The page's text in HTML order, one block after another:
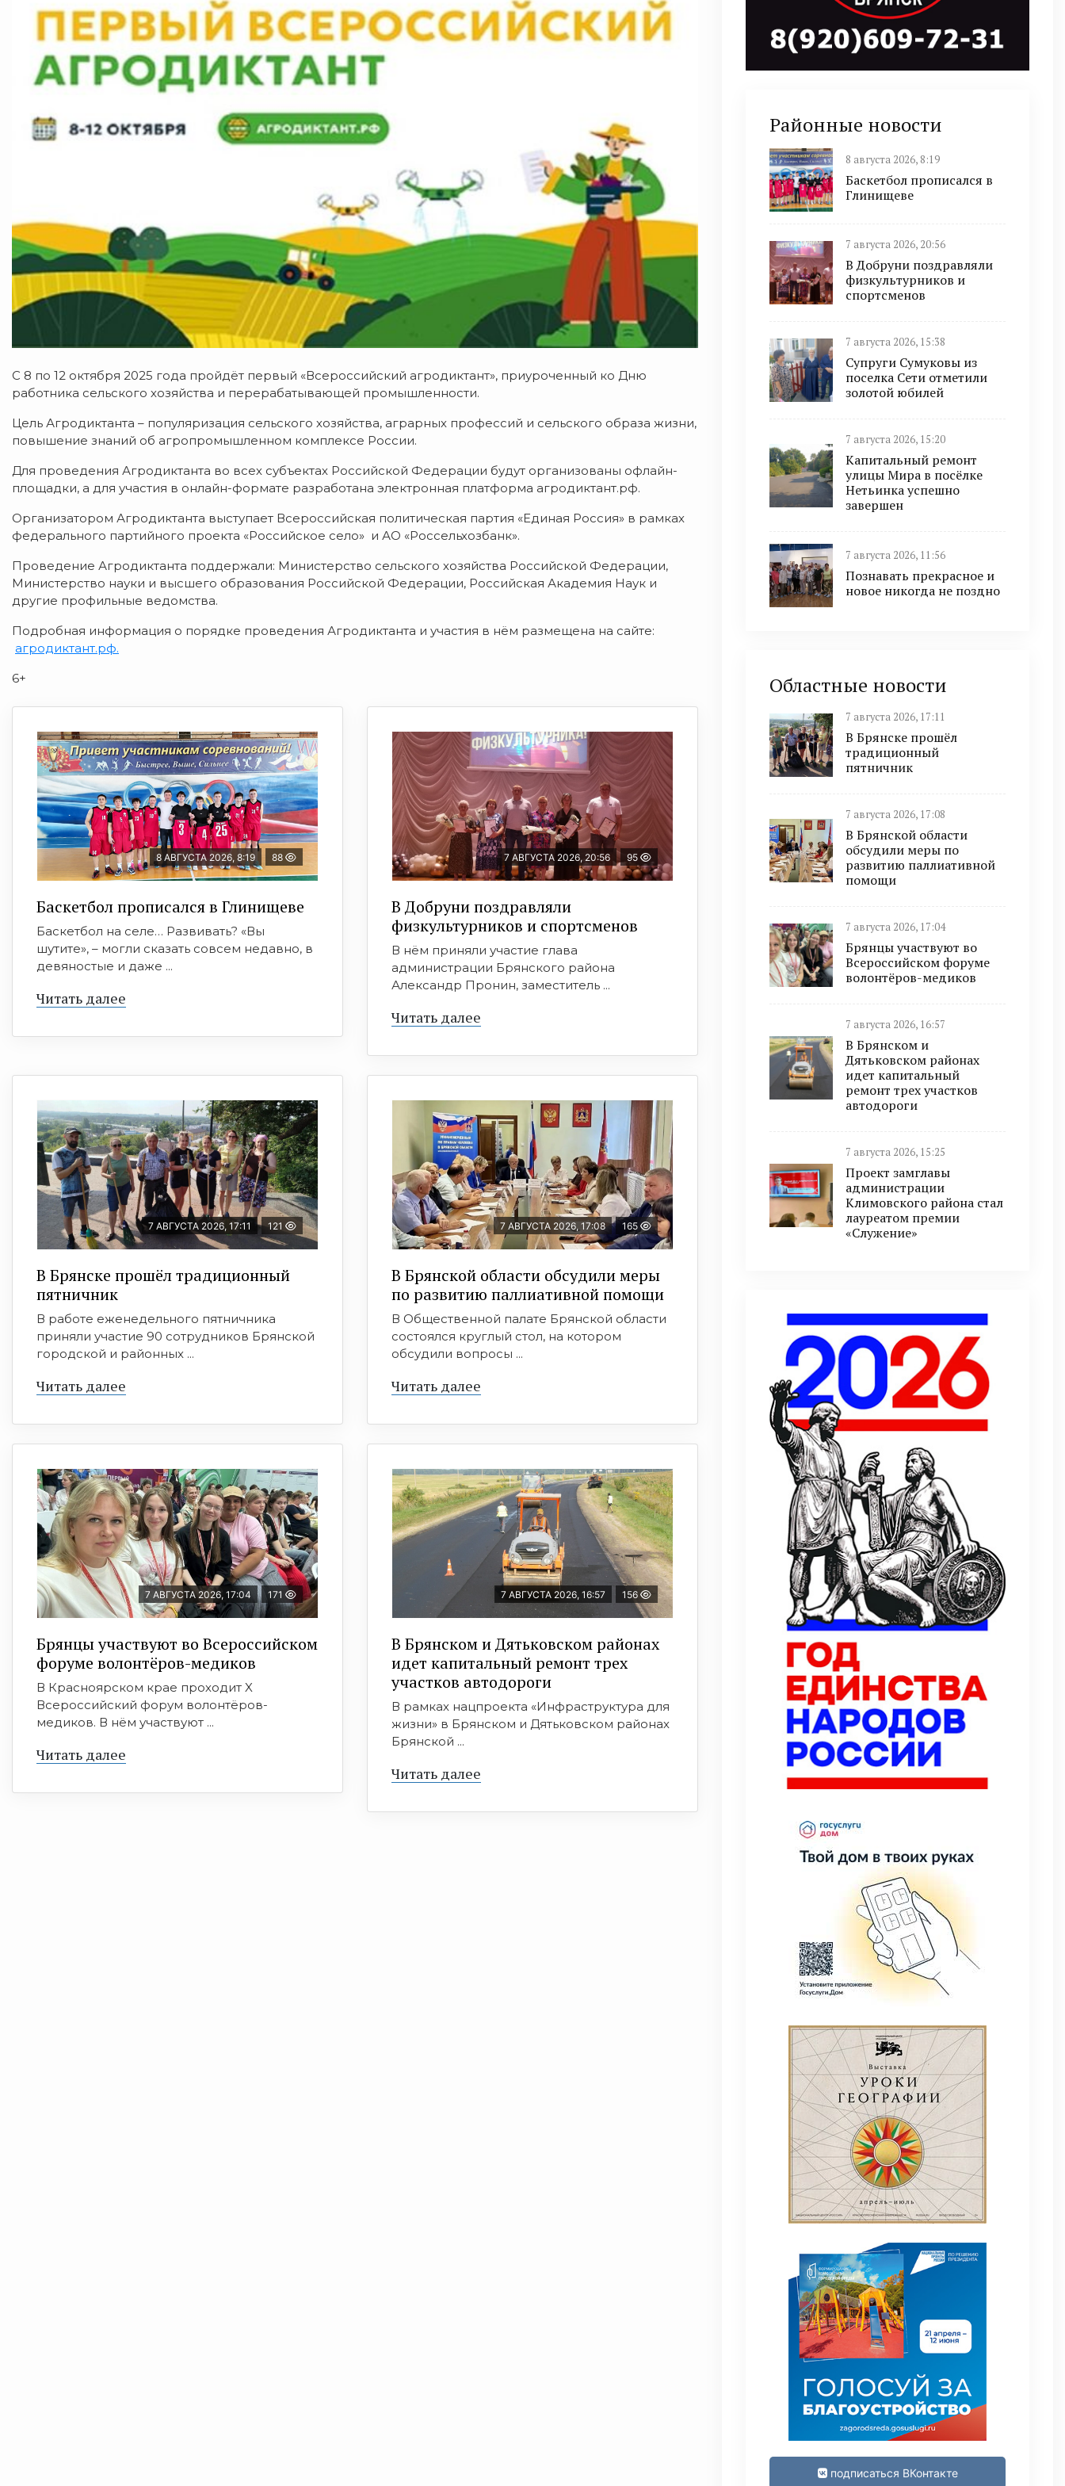
С 8 по 12 октября 2025 года пройдёт первый «Всероссийский агродиктант», приуроченный ко Дню
работника сельского хозяйства и перерабатывающей промышленности.
Цель Агродиктанта – популяризация сельского хозяйства, аграрных профессий и сельского образа жизни,
повышение знаний об агропромышленном комплексе России.
Для проведения Агродиктанта во всех субъектах Российской Федерации будут организованы офлайн-
площадки, а для участия в онлайн-формате разработана электронная платформа агродиктант.рф.
Организатором Агродиктанта выступает Всероссийская политическая партия «Единая Россия» в рамках
федерального партийного проекта «Российское село» и АО «Россельхозбанк».
Проведение Агродиктанта поддержали: Министерство сельского хозяйства Российской Федерации,
Министерство науки и высшего образования Российской Федерации, Российская Академия Наук и
другие профильные ведомства.
Подробная информация о порядке проведения Агродиктанта и участия в нём размещена на сайте:
агродиктант.рф.
6+
8 АВГУСТА 2026, 8:19 88
Баскетбол прописался в Глинищеве
Баскетбол на селе… Развивать? «Вы
шутите», – могли сказать совсем недавно, в
девяностые и даже ...
Читать далее
7 АВГУСТА 2026, 20:56 95
В Добруни поздравляли
физкультурников и спортсменов
В нём приняли участие глава
администрации Брянского района
Александр Пронин, заместитель ...
Читать далее
7 АВГУСТА 2026, 17:11 121
В Брянске прошёл традиционный
пятничник
В работе еженедельного пятничника
приняли участие 90 сотрудников Брянской
городской и районных ...
Читать далее
7 АВГУСТА 2026, 17:08 165
В Брянской области обсудили меры
по развитию паллиативной помощи
В Общественной палате Брянской области
состоялся круглый стол, на котором
обсудили вопросы ...
Читать далее
7 АВГУСТА 2026, 17:04 171
Брянцы участвуют во Всероссийском
форуме волонтёров-медиков
В Красноярском крае проходит X
Всероссийский форум волонтёров-
медиков. В нём участвуют ...
Читать далее
7 АВГУСТА 2026, 16:57 156
В Брянском и Дятьковском районах
идет капитальный ремонт трех
участков автодороги
В рамках нацпроекта «Инфраструктура для
жизни» в Брянском и Дятьковском районах
Брянской ...
Читать далее
Районные новости
8 августа 2026, 8:19
Баскетбол прописался в
Глинищеве
7 августа 2026, 20:56
В Добруни поздравляли
физкультурников и
спортсменов
7 августа 2026, 15:38
Супруги Сумуковы из
поселка Сети отметили
золотой юбилей
7 августа 2026, 15:20
Капитальный ремонт
улицы Мира в посёлке
Нетьинка успешно
завершен
7 августа 2026, 11:56
Познавать прекрасное и
новое никогда не поздно
Областные новости
7 августа 2026, 17:11
В Брянске прошёл
традиционный
пятничник
7 августа 2026, 17:08
В Брянской области
обсудили меры по
развитию паллиативной
помощи
7 августа 2026, 17:04
Брянцы участвуют во
Всероссийском форуме
волонтёров-медиков
7 августа 2026, 16:57
В Брянском и
Дятьковском районах
идет капитальный
ремонт трех участков
автодороги
7 августа 2026, 15:25
Проект замглавы
администрации
Климовского района стал
лауреатом премии
«Служение»
подписаться ВКонтакте